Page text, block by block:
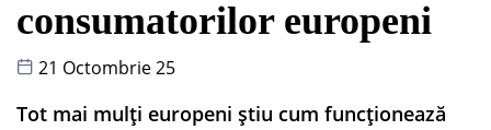
consumatorilor europeni
21 Octombrie 25
Tot mai mulți europeni știu cum funcționează